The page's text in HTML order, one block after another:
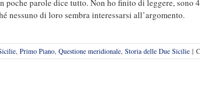
parole dice tutto. Non ho finito di leggere, sono
nessuno di loro sembra interessarsi all’argomento.
, Primo Piano, Questione meridionale, Storia delle Due Sicilie |